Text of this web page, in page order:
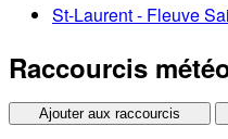
St-Laurent - Fleuve
Raccourcis
Ajouter aux raccourcis